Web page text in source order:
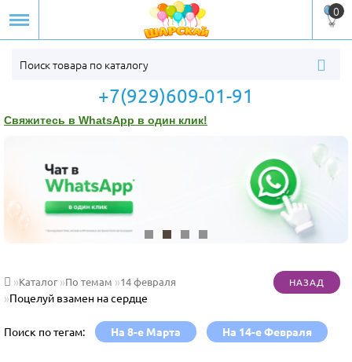
0
+7(929)609-01-91
Свяжитесь в WhatsApp в один клик!
Каталог По темам 14 февраля
Поцелуй взамен на сердце
Поиск по тегам: На 8-е Марта На 14-е Февраля